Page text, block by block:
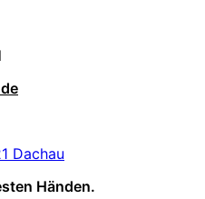
Dachau
Händen.